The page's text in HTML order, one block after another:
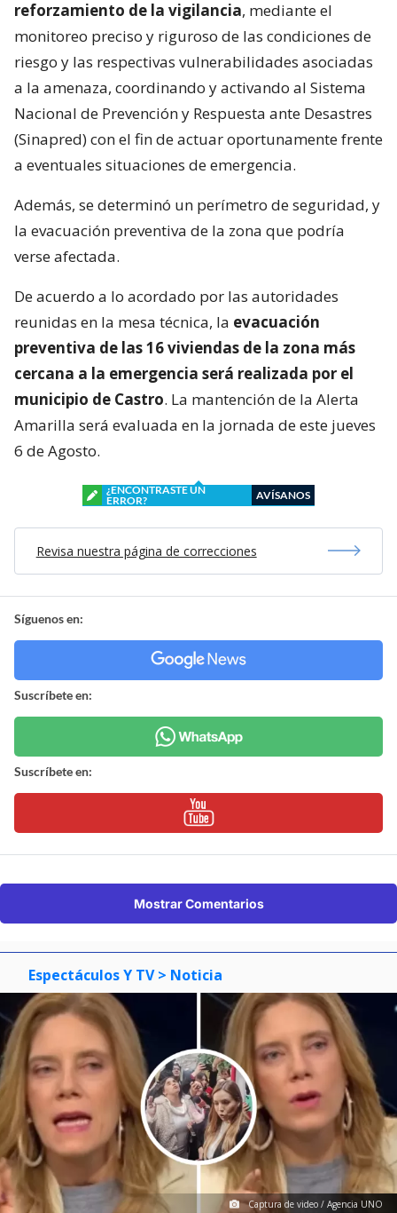
reforzamiento de la vigilancia, mediante el
monitoreo preciso y riguroso de las condiciones de
riesgo y las respectivas vulnerabilidades asociadas
a la amenaza, coordinando y activando al Sistema
Nacional de Prevención y Respuesta ante Desastres
(Sinapred) con el fin de actuar oportunamente frente
a eventuales situaciones de emergencia.
Además, se determinó un perímetro de seguridad, y
la evacuación preventiva de la zona que podría
verse afectada.
De acuerdo a lo acordado por las autoridades
reunidas en la mesa técnica, la evacuación
preventiva de las 16 viviendas de la zona más
cercana a la emergencia será realizada por el
municipio de Castro. La mantención de la Alerta
Amarilla será evaluada en la jornada de este jueves
6 de Agosto.
¿ENCONTRASTE UN
ERROR?
AVÍSANOS
Revisa nuestra página de correcciones
Síguenos en:
Suscríbete en:
Suscríbete en:
Mostrar Comentarios
Espectáculos Y TV > Noticia
Captura de video / Agencia UNO